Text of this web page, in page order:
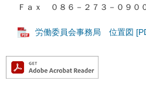
Ｆａｘ ０８６－２７３－０９０
労働委員会事務局 位置図